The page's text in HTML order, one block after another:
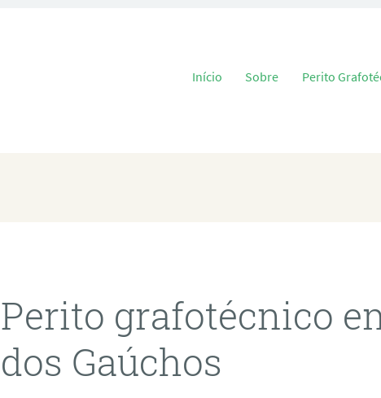
Pular para o conteúdo
Início Sobre Perito
Perito grafotécnico
dos Gaúchos